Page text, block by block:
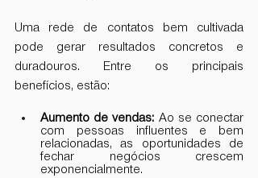
Uma rede de contatos bem cultivada
pode gerar resultados concretos e
duradouros. Entre os principais
benefícios, estão:
Aumento de vendas: Ao se conectar
com pessoas influentes e bem
relacionadas, as oportunidades de
fechar negócios crescem
exponencialmente.